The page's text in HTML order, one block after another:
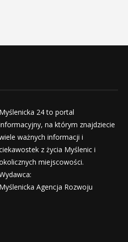
Myślenicka 24 to portal
na którym znajdziecie
ważnych informacji i
z życia Myślenic i
miejscowości.
Myślenicka Agencja Rozwoju